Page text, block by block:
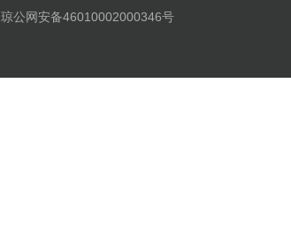
琼公网安备46010002000346号